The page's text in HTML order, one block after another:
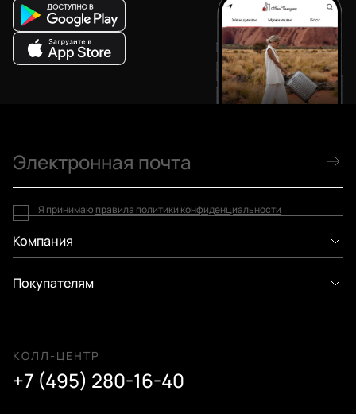
Компания
Покупателям
КОЛЛ-ЦЕНТР
+7 (495) 280-16-40
Я принимаю правила политики конфиденциальности